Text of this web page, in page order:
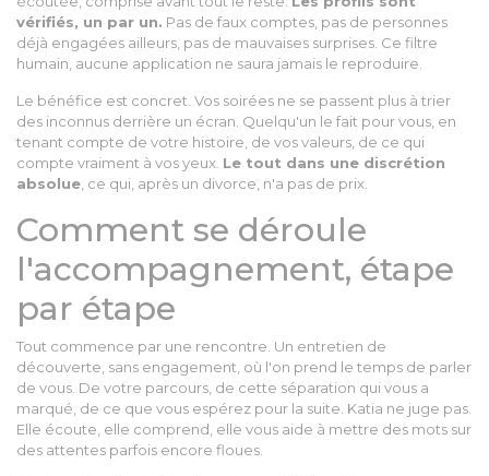
vérifiés, un par un. Pas de faux comptes, pas de personnes
déjà engagées ailleurs, pas de mauvaises surprises. Ce filtre
humain, aucune application ne saura jamais le reproduire.
Le bénéfice est concret. Vos soirées ne se passent plus à trier
des inconnus derrière un écran. Quelqu'un le fait pour vous, en
tenant compte de votre histoire, de vos valeurs, de ce qui
compte vraiment à vos yeux. Le tout dans une discrétion
absolue , ce qui, après un divorce, n'a pas de prix.
Comment se déroule
l'accompagnement, étape
par étape
Tout commence par une rencontre. Un entretien de
découverte, sans engagement, où l'on prend le temps de parler
de vous. De votre parcours, de cette séparation qui vous a
marqué, de ce que vous espérez pour la suite. Katia ne juge pas.
Elle écoute, elle comprend, elle vous aide à mettre des mots sur
des attentes parfois encore floues.